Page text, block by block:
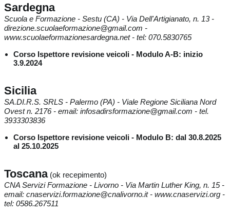
Sardegna
Scuola e Formazione - Sestu (CA) - Via Dell'Artigianato, n. 13 -
direzione.scuolaeformazione@gmail.com -
www.scuolaeformazionesardegna.net - tel: 070.5830765
Corso Ispettore revisione veicoli - Modulo A-B: inizio
3.9.2024
Sicilia
SA.DI.R.S. SRLS - Palermo (PA) - Viale Regione Siciliana Nord
Ovest n. 2176 - email: infosadirsformazione@gmail.com - tel.
3933303836
Corso Ispettore revisione veicoli - Modulo B: dal 30.8.2025
al 25.10.2025
Toscana(ok recepimento)
CNA Servizi Formazione - Livorno - Via Martin Luther King, n. 15 -
email: cnaservizi.formazione@cnalivorno.it - www.cnaservizi.org -
tel: 0586.267511